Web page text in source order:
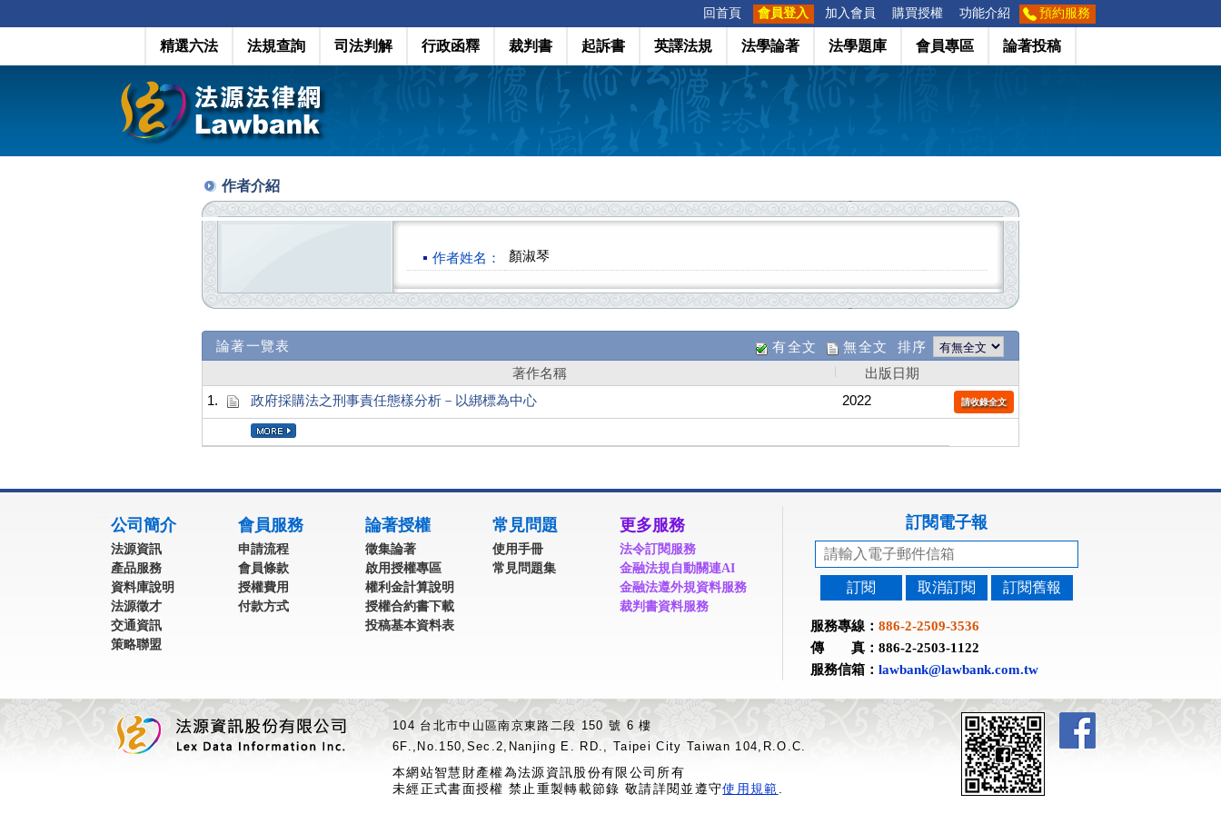
回首頁 會員登入 加入會員 購買授權 功能介紹 預約服務
精選六法 法規查詢 司法判解 行政函釋 裁判書 起訴書 英譯法規 法學論著 法學題庫 會員專區 論著投稿
作者介紹
作者姓名： 顏淑琴
論著一覽表 有全文 無全文 排序
著作名稱
出版日期
1.
政府採購法之刑事責任態樣分析－以綁標為中心 2022 請收錄全文
公司簡介
法源資訊
產品服務
資料庫說明
法源徵才
交通資訊
策略聯盟
會員服務
申請流程
會員條款
授權費用
付款方式
論著授權
徵集論著
啟用授權專區
權利金計算說明
授權合約書下載
投稿基本資料表
常見問題
使用手冊
常見問題集
更多服務
法令訂閱服務
金融法規自動關連AI
金融法遵外規資料服務
裁判書資料服務
訂閱電子報
訂閱 取消訂閱 訂閱舊報
服務專線： 886-2-2509-3536
傳 真：886-2-2503-1122
服務信箱： lawbank@lawbank.com.tw
104 台北市中山區南京東路二段 150 號 6 樓
6F.,No.150,Sec.2,Nanjing E. RD., Taipei City Taiwan 104,R.O.C.
本網站智慧財產權為法源資訊股份有限公司所有
未經正式書面授權 禁止重製轉載節錄 敬請詳閱並遵守使用規範